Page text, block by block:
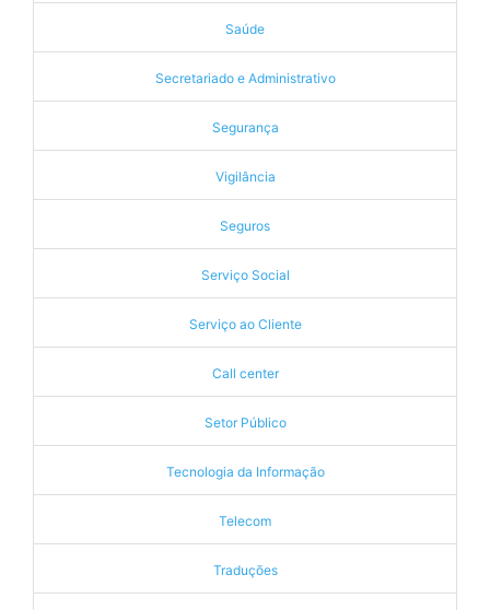
Saúde
Secretariado e Administrativo
Segurança
Vigilância
Seguros
Serviço Social
Serviço ao Cliente
Call center
Setor Público
Tecnologia da Informação
Telecom
Traduções